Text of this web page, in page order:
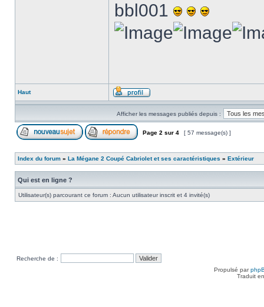
bbl001
Haut
Afficher les messages publiés depuis :
Page 2 sur 4 [ 57 message(s) ]
Index du forum » La Mégane 2 Coupé Cabriolet et ses caractéristiques » Extérieur
Qui est en ligne ?
Utilisateur(s) parcourant ce forum : Aucun utilisateur inscrit et 4 invité(s)
Recherche de :
Propulsé par
Traduit